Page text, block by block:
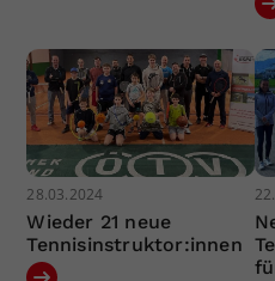
28.03.2024
Wieder 21 neue
Tennisinstruktor:innen